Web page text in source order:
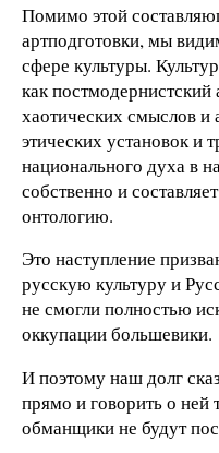
Помимо этой
артподготовки, мы
сфере культуры.
как
хаотических смыслов и
этических установок и
национального духа в
собственно и
онтологию.
Это наступление
русскую культуру и
не смогли полностью
оккупации большевики.
И поэтому наш долг
прямо и говорить о ней
обманщики не будут